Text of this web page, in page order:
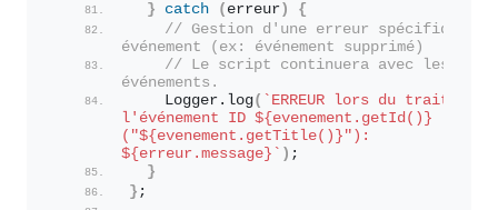
} catch ( erreur )
{
// Gestion d'une erreur spécifique à
événement (ex: événement supprimé)
// Le script continuera avec les
événements.
    Logger.
log( `ERREUR lors du traitement
l'événement ID ${evenement.getId()}
("${evenement.getTitle()}
${erreur.message} ` ) ;
}
} ;